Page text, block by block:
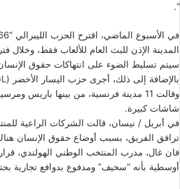
“.
المدينة الإذن للبث العام للألعاب فقط،
سيتم تسليط الضوء على انتهاكات حقوق
وقالت 11 مدينة فرنسية، من بينها باريس
شاشات كبيرة.
في أبريل / نيسان، قالت الشركات الراعية
ترافق الفريق، بسبب أوضاع حقوق الإنسان
فان غال، مدرب المنتخب الوطني الهولندي،
أوسطية بأنه “سخيف” ومدفوع بدوافع تجارية